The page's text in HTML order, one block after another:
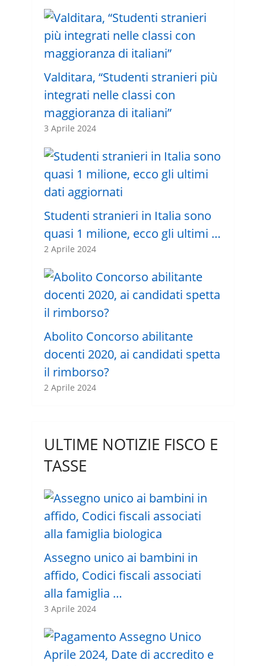
Valditara, “Studenti stranieri più
integrati nelle classi con
maggioranza di italiani”
3 Aprile 2024
Studenti stranieri in Italia sono
quasi 1 milione, ecco gli ultimi …
2 Aprile 2024
Abolito Concorso abilitante
docenti 2020, ai candidati spetta
il rimborso?
2 Aprile 2024
ULTIME NOTIZIE FISCO E
TASSE
Assegno unico ai bambini in
affido, Codici fiscali associati
alla famiglia …
3 Aprile 2024